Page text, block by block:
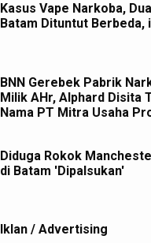
Kasus Vape Narkoba,
Batam Dituntut Berbeda,
BNN Gerebek Pabrik
Milik AHr, Alphard Disita
Nama PT Mitra Usaha
Diduga Rokok
di Batam 'Dipalsukan'
Iklan / Advertising